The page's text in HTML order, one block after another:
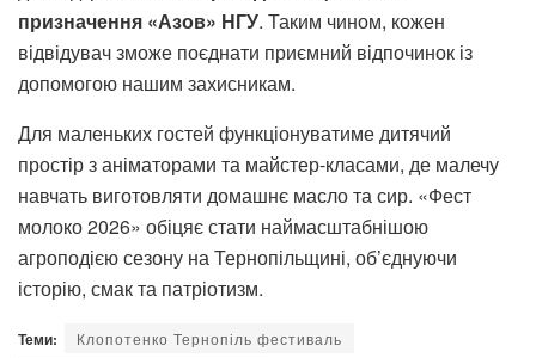
призначення «Азов» НГУ. Таким чином, кожен
відвідувач зможе поєднати приємний відпочинок із
допомогою нашим захисникам.
Для маленьких гостей функціонуватиме дитячий
простір з аніматорами та майстер-класами, де малечу
навчать виготовляти домашнє масло та сир. «Фест
молоко 2026» обіцяє стати наймасштабнішою
агроподією сезону на Тернопільщині, об’єднуючи
історію, смак та патріотизм.
Теми:
Клопотенко Тернопіль фестиваль